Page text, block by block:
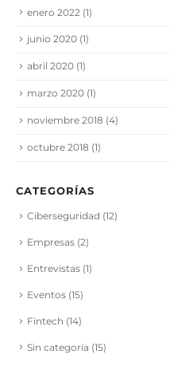
enero 2022 (1)
junio 2020 (1)
abril 2020 (1)
marzo 2020 (1)
noviembre 2018 (4)
octubre 2018 (1)
CATEGORÍAS
Ciberseguridad (12)
Empresas (2)
Entrevistas (1)
Eventos (15)
Fintech (14)
Sin categoría (15)